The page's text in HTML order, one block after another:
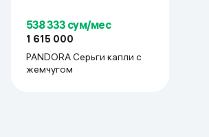
538 333 сум/мес
1 615 000
PANDORA Серьги капли с
жемчугом